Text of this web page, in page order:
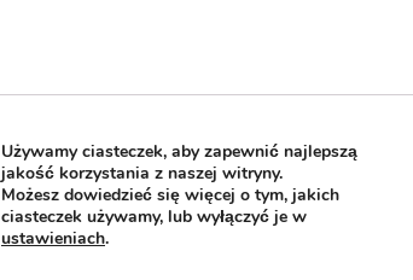
Używamy ciasteczek, aby zapewnić najlepszą
jakość korzystania z naszej witryny.
Możesz dowiedzieć się więcej o tym, jakich
ciasteczek używamy, lub wyłączyć je w
ustawieniach.